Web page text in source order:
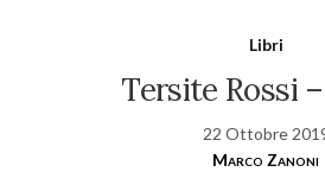
Libri
Tersite Rossi
22 Ottobre
Marco Zanoni